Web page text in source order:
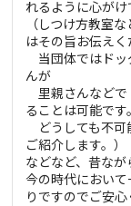
れるように心がけ
（しつけ方教室
はその旨お伝えく
当団体ではドッ
んが
里親さんなどで
ることは可能です。
どうしても不可
ご紹介します。）
などなど、昔な
今の時代におい
りですのでご安心